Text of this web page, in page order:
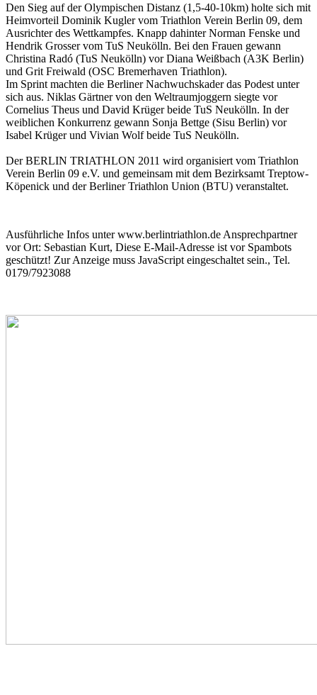
Den Sieg auf der Olympischen Distanz (1,5-40-10km) holte sich mit
Heimvorteil Dominik Kugler vom Triathlon Verein Berlin 09, dem
Ausrichter des Wettkampfes. Knapp dahinter Norman Fenske und
Hendrik Grosser vom TuS Neukölln. Bei den Frauen gewann
Christina Radó (TuS Neukölln) vor Diana Weißbach (A3K Berlin)
und Grit Freiwald (OSC Bremerhaven Triathlon).
Im Sprint machten die Berliner Nachwuchskader das Podest unter
sich aus. Niklas Gärtner von den Weltraumjoggern siegte vor
Cornelius Theus und David Krüger beide TuS Neukölln. In der
weiblichen Konkurrenz gewann Sonja Bettge (Sisu Berlin) vor
Isabel Krüger und Vivian Wolf beide TuS Neukölln.
Der BERLIN TRIATHLON 2011 wird organisiert vom Triathlon
Verein Berlin 09 e.V. und gemeinsam mit dem Bezirksamt Treptow-
Köpenick und der Berliner Triathlon Union (BTU) veranstaltet.
Ausführliche Infos unter www.berlintriathlon.de Ansprechpartner
vor Ort: Sebastian Kurt, Diese E-Mail-Adresse ist vor Spambots
geschützt! Zur Anzeige muss JavaScript eingeschaltet sein., Tel.
0179/7923088